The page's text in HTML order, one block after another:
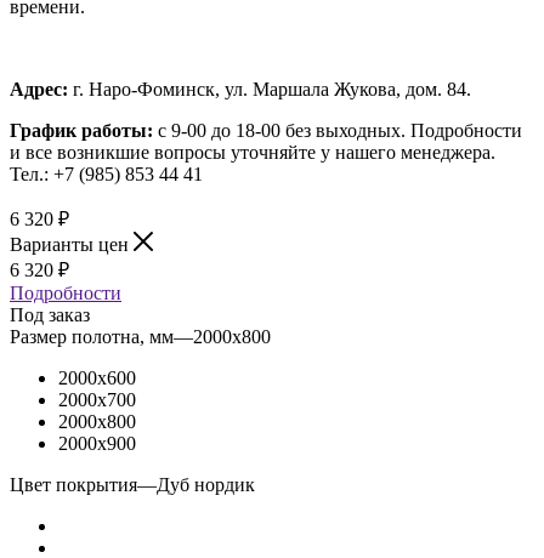
времени.
Адрес: г. Наро-Фоминск, ул. Маршала Жукова, дом. 84.
График работы: с 9-00 до 18-00 без выходных. Подробности
и все возникшие вопросы уточняйте у нашего менеджера.
Тел.: +7 (985) 853 44 41
6 320 ₽
Варианты цен
6 320 ₽
Подробности
Под заказ
Размер полотна, мм—2000x800
2000x600
2000x700
2000x800
2000x900
Цвет покрытия—Дуб нордик